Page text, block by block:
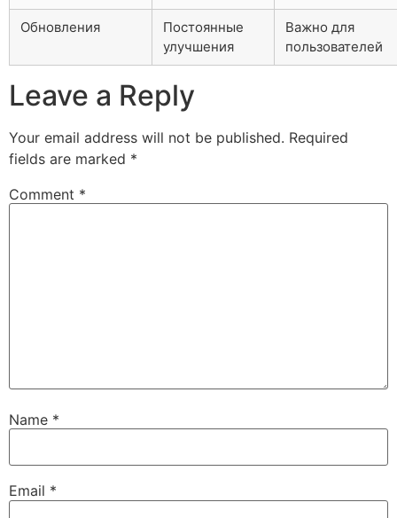
Обновления
Постоянные
улучшения
Важно для
пользователей
Leave a Reply
Your email address will not be published. Required
fields are marked *
Comment *
Name *
Email *